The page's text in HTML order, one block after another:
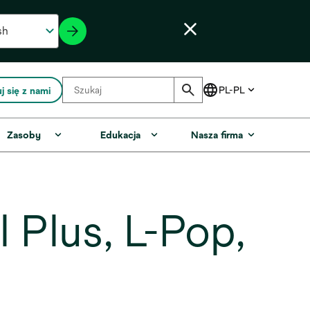
się z nami
Zasoby Edukacja Nasza firma
L-Pop,